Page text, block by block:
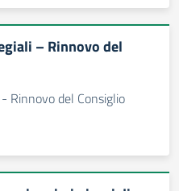
– Rinnovo del
Rinnovo del Consiglio